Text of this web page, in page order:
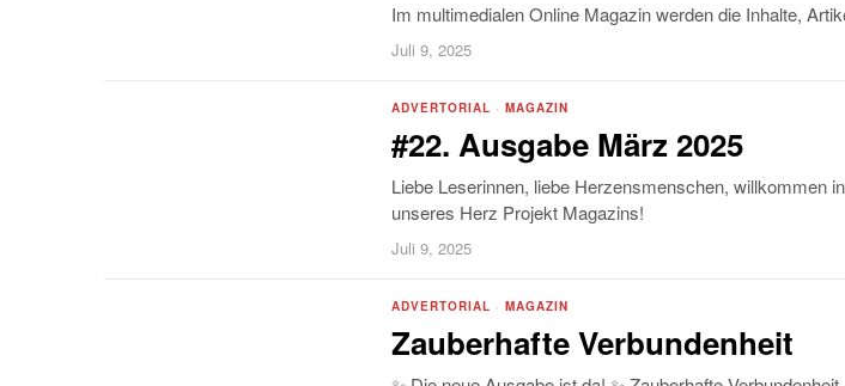
Im multimedialen Online Magazin werden die Inhalte,
Juli 9, 2025
ADVERTORIAL · MAGAZIN
#22. Ausgabe März 2025
Liebe Leserinnen, liebe Herzensmenschen, willkommen
unseres Herz Projekt Magazins!
Juli 9, 2025
ADVERTORIAL · MAGAZIN
Zauberhafte Verbundenheit